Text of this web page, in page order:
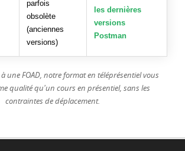
parfois
obsolète
(anciennes
versions)
les dernières
versions
Postman
une FOAD, notre format en téléprésentiel vous
qualité qu'un cours en présentiel, sans les
contraintes de déplacement.